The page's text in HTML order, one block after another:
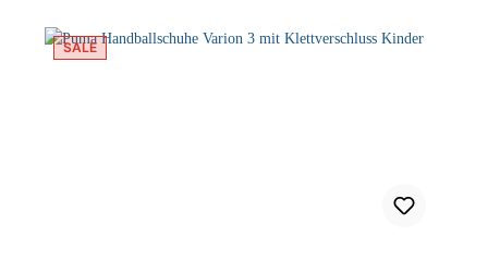
SALE